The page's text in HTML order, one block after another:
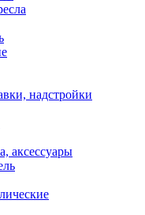
надстройки
аксессуары